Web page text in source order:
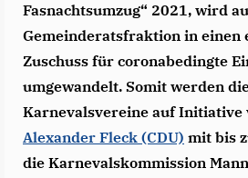
Fasnachtsumzug“ 2021, wird
Gemeinderatsfraktion in einen
Zuschuss für coronabedingte
umgewandelt. Somit werden
Karnevalsvereine auf Initiative
Alexander Fleck (CDU) mit bis
die Karnevalskommission